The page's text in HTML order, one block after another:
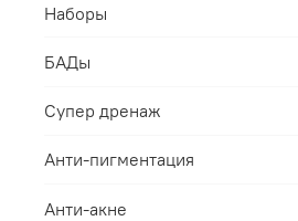
Наборы
БАДы
Супер дренаж
Анти-пигментация
Анти-акне